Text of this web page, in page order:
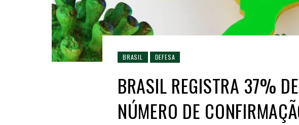
BRASIL DEFESA
BRASIL REGISTRA 37%
NÚMERO DE